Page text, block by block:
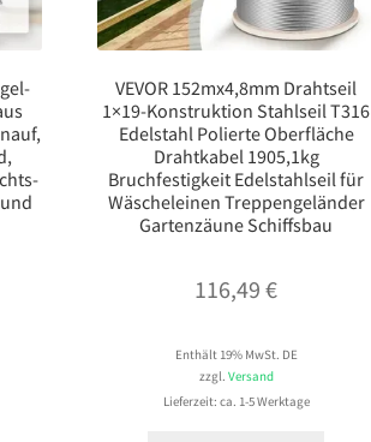
VEVOR 152mx4,8mm Drahtseil
1×19-Konstruktion Stahlseil T316
Edelstahl Polierte Oberfläche
Drahtkabel 1905,1kg
Bruchfestigkeit Edelstahlseil für
Wäscheleinen Treppengeländer
Gartenzäune Schiffsbau
116,49€
Enthält 19% MwSt. DE
zzgl. Versand
Lieferzeit: ca. 1-5 Werktage